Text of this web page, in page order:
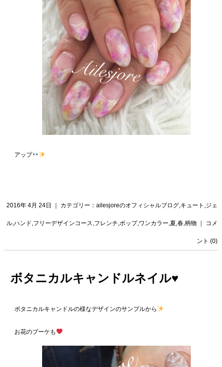
アップ
2016年 4月 24日 ｜ カテゴリー：ailesjoreのオフィシャルブログ,キュート ,ジェ
ル,ハンド,フリーデザインコース,フレンチ,ポップ,ワンカラー,夏,春,柄物 コメ
ント (0)
ボタニカルキャンドルネイル♥️
ボタニカルキャンドルの様なデザインのサンプルから
お花のブーケも